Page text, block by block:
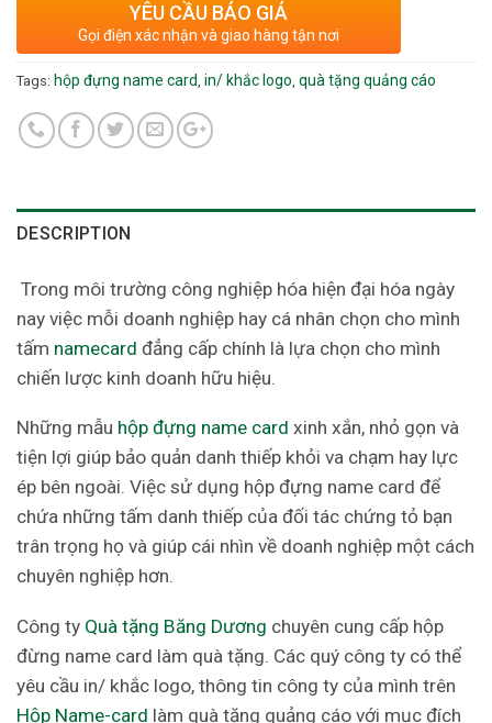
YÊU CẦU BÁO GIÁ
Gọi điện xác nhận và giao hàng tận nơi
Tags: hộp đựng name card, in/ khắc logo, quà tặng quảng cáo
DESCRIPTION
Trong môi trường công nghiệp hóa hiện đại hóa ngày
nay việc mỗi doanh nghiệp hay cá nhân chọn cho mình
tấm namecard đẳng cấp chính là lựa chọn cho mình
chiến lược kinh doanh hữu hiệu.
Những mẫu hộp đựng name card xinh xắn, nhỏ gọn và
tiện lợi giúp bảo quản danh thiếp khỏi va chạm hay lực
ép bên ngoài. Việc sử dụng hộp đựng name card để
chứa những tấm danh thiếp của đối tác chứng tỏ bạn
trân trọng họ và giúp cái nhìn về doanh nghiệp một cách
chuyên nghiệp hơn.
Công ty Quà tặng Băng Dương chuyên cung cấp hộp
đừng name card làm quà tặng. Các quý công ty có thể
yêu cầu in/ khắc logo, thông tin công ty của mình trên
Hộp Name-card làm quà tặng quảng cáo với mục đích